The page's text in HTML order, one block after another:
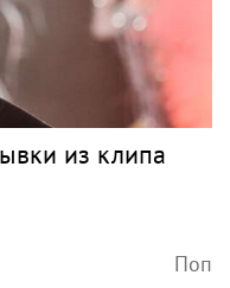
из клипа
Поп